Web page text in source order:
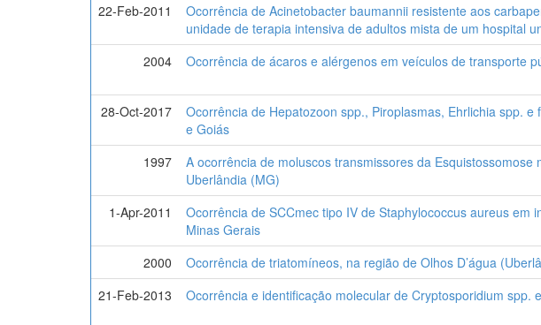
22-Feb-2011
Ocorrência de Acinetobacter baumannii resistente aos
unidade de terapia intensiva de adultos mista de um hospital
2004
Ocorrência de ácaros e alérgenos em veículos de transporte
28-Oct-2017
Ocorrência de Hepatozoon spp., Piroplasmas, Ehrlichia spp.
e Goiás
1997
A ocorrência de moluscos transmissores da
Uberlândia (MG)
1-Apr-2011
Ocorrência de SCCmec tipo IV de Staphylococcus aureus
Minas Gerais
2000
Ocorrência de triatomíneos, na região de Olhos D’água
21-Feb-2013
Ocorrência e identificação molecular de Cryptosporidium spp.